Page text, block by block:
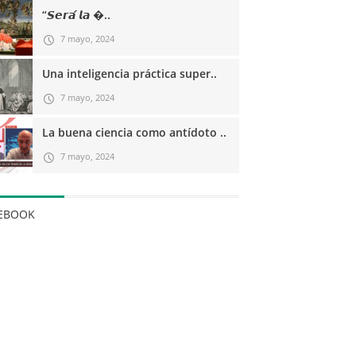
“𝙎𝙚𝙧𝙖́ 𝙡𝙖 �..
7 mayo, 2024
Una inteligencia práctica super..
7 mayo, 2024
La buena ciencia como antídoto ..
7 mayo, 2024